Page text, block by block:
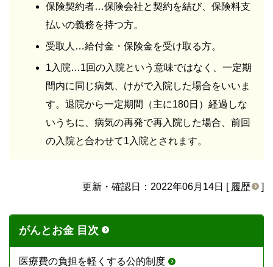
保険契約者…保険会社と契約を結び、保険料支
払いの義務を持つ方。
受取人…給付金・保険金を受け取る方。
1入院…1回の入院という意味ではなく、一定期
間内に同じ病気、けがで入院した場合をいいま
す。退院から一定期間（主に180日）経過しな
いうちに、病気の再発で再入院した場合、前回
の入院と合わせて1入院とされます。
更新・確認日：2022年06月14日 [ 履歴 ]
がんとお金 目次
医療費の負担を軽くする公的制度